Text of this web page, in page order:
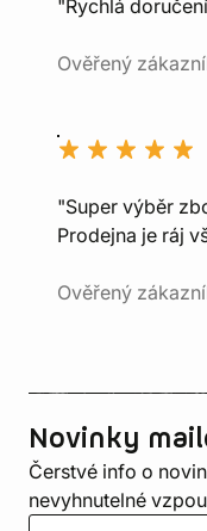
"Rychlá
Ověřený
"Super výběr
Prodejna je ráj
Ověřený
Novinky
Čerstvé info o
nevyhnutelné